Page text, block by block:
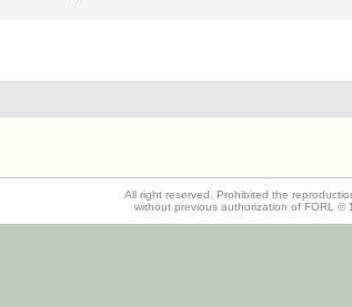
All right reserved. Prohibited the
without previous authorization of FORL ©